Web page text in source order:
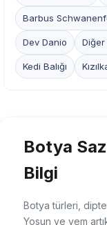
Barbus
Dev Danio Diğer
Kedi Balığı
Botya
Bilgi
Botya türleri,
Yosun ve yem